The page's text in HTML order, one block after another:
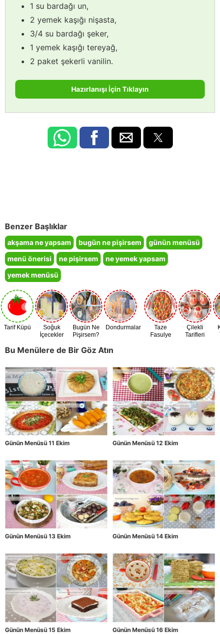
1 su bardağı un,
2 yemek kaşığı nişasta,
3/4 su bardağı şeker,
1 yemek kaşığı tereyağ,
2 paket şekerli vanilin.
Hazırlanışı İçin Tıklayın
Benzer Başlıklar
akşama ne yapsam bugün ne pişirsem
günün menüsü
menü önerisi
ne pişirsem
ne yemek yapsam
yemek menüsü
Tarif Küpü
Soğuk
İçecekler
Bugün Ne
Pişirsem?
Dondurmalar
Taze
Fasulye
Çilekli
Tarifleri
Bu Menülere de Bir Göz Atın
Günün Menüsü 11 Ekim Günün Menüsü 12 Ekim
Günün Menüsü 13 Ekim Günün Menüsü 14 Ekim
Günün Menüsü 15 Ekim Günün Menüsü 16 Ekim